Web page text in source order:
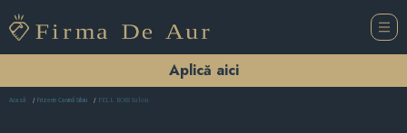
Aplică aici
Acasă Frizerie Canină Sibiu FELL BOSS Salon